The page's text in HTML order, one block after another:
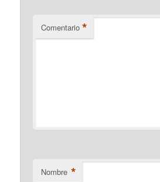
Comentario *
Nombre *